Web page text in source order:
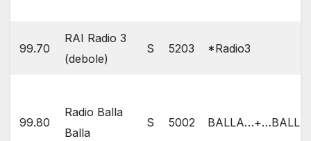
99.70
RAI Radio 3
(debole)
S 5203 *Radio3
99.80
Radio Balla
Balla
S 5002 BALLA…+…BALLA